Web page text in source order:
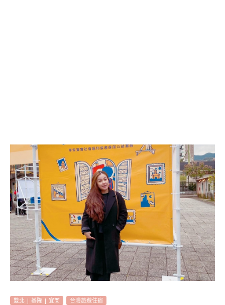
雙北 | 基隆 | 宜蘭 台灣旅遊住宿